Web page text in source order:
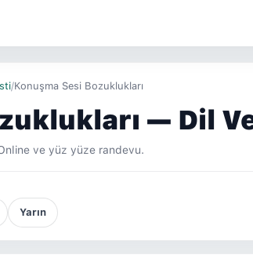
/Konuşma Sesi Bozuklukları
— Dil
ve yüz yüze randevu.
Yarın